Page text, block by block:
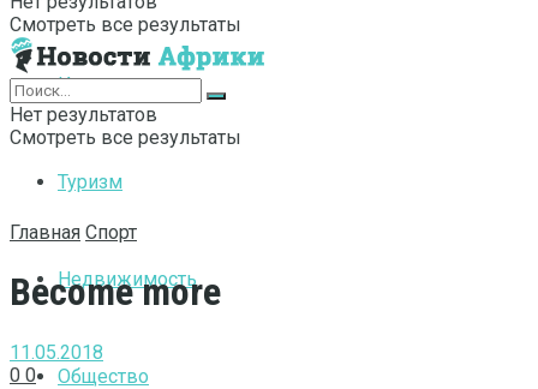
Интернет
Туризм
Недвижимость
Общество
Смотреть все результаты
Нет результатов
Смотреть все результаты
Главная Спорт
Become more
11.05.2018
0 0